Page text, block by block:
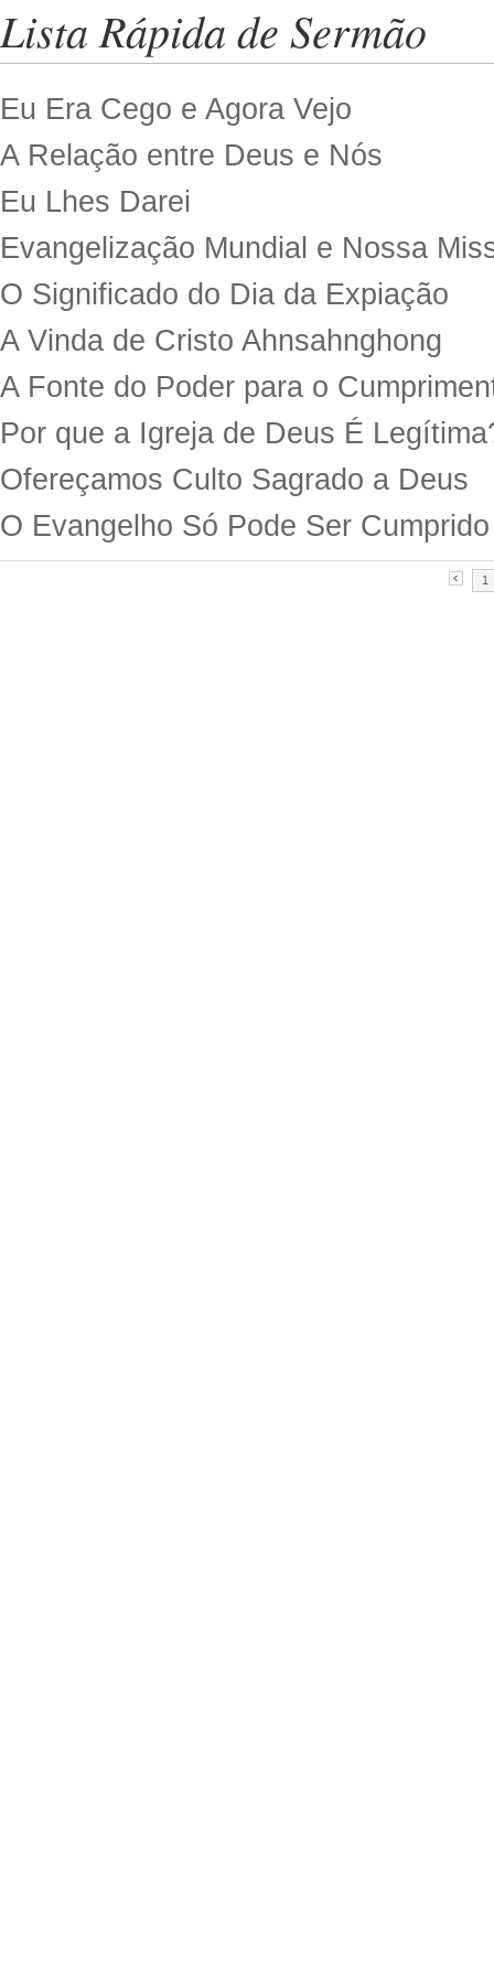
Lista Rápida de Sermão
Eu Era Cego e Agora Vejo
A Relação entre Deus e Nós
Eu Lhes Darei
Evangelização Mundial e Nossa
O Significado do Dia da Expiação
A Vinda de Cristo Ahnsahnghong
A Fonte do Poder para o
Por que a Igreja de Deus É
Ofereçamos Culto Sagrado a Deus
O Evangelho Só Pode Ser
1